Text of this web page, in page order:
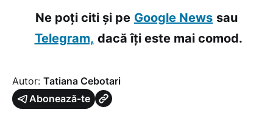
Ne poți citi și pe Google News sau
Telegram, dacă îți este mai comod.
Autor: Tatiana Cebotari
Abonează-te